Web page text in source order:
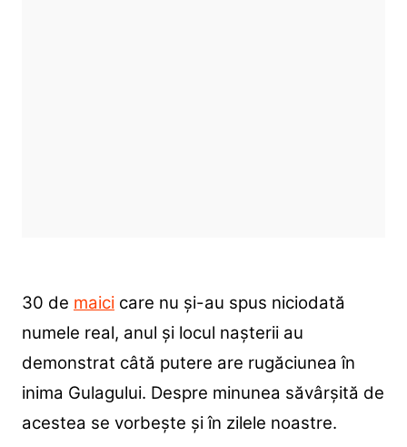
30 de maicicare nu și-au spus niciodată
numele real, anul și locul nașterii au
demonstrat câtă putere are rugăciunea în
inima Gulagului. Despre minunea săvârșită de
acestea se vorbește și în zilele noastre.